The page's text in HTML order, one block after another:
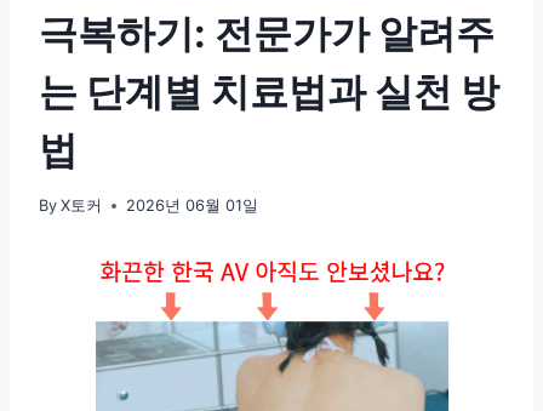
극복하기: 전문가가 알려주
는 단계별 치료법과 실천 방
법
By X토커 2026년 06월 01일